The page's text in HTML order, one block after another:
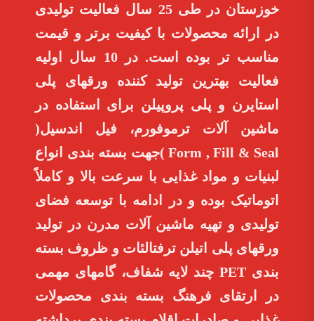
خوزستان در طی 25 سال فعالیت تولیدی
در ارائه محصولات با کیفیت برتر و قیمت
مناسب تر بوده است. در 10 سال اولیه
فعالیت بهترین تولید کننده ورقهای پلی
استایرن و پلی پروپیلن برای استفاده در
ماشین آلات ترموفورم، فیل اندسیل(
Form , Fill & Seal )جهت بسته بندی انواع
لبنیات و مواد غذایی با سرعت بالا و کاملاً
اتوماتیک بوده و در ادامه با توسعه فضای
تولیدی و تهیه ماشین آلات مدرن در تولید
ورقهای پلی اتیلن ترفتالئات و ظروف بسته
بندی PET چند لایه شفاف، گامهای مهمی
در ارتقای فرهنگ بسته بندی محصولات